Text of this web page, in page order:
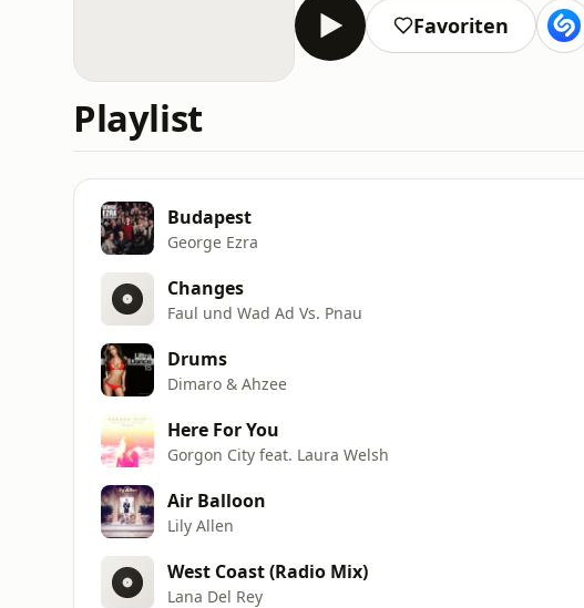
Favoriten
Playlist
Budapest
George Ezra
Changes
Faul und Wad Ad Vs. Pnau
Drums
Dimaro & Ahzee
Here For You
Gorgon City feat. Laura Welsh
Air Balloon
Lily Allen
West Coast (Radio Mix)
Lana Del Rey